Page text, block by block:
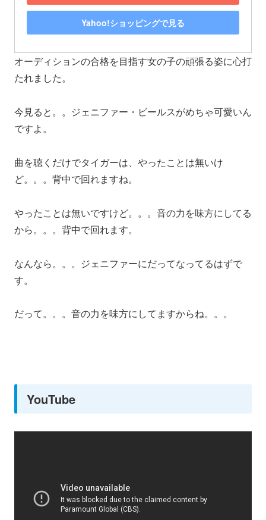
Yahoo!ショッピングで見る
オーディションの合格を目指す女の子の頑張る姿に心打
たれました。
今見ると。。ジェニファー・ビールスがめちゃ可愛いん
ですよ。
曲を聴くだけでタイガーは、やったことは無いけ
ど。。。背中で回れますね。
やったことは無いですけど。。。音の力を味方にしてる
から。。。背中で回れます。
なんなら。。。ジェニファーにだってなってるはずで
す。
だって。。。音の力を味方にしてますからね。。。
YouTube